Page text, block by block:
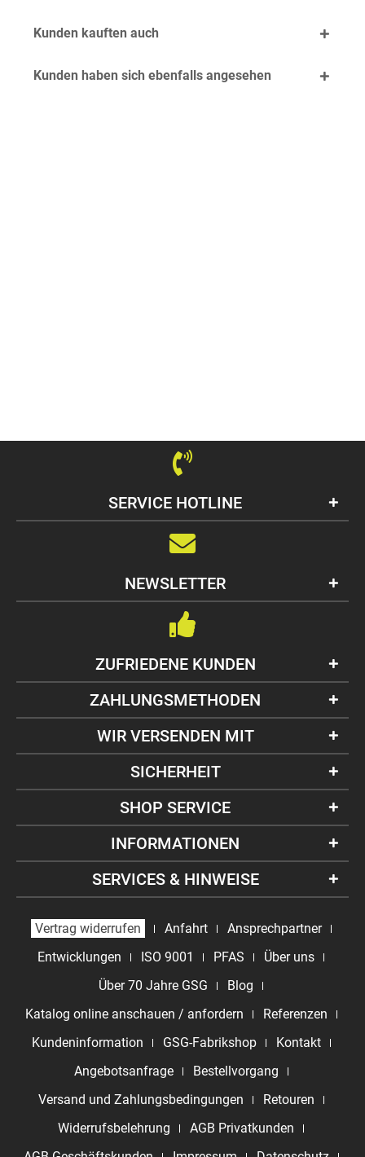
Kunden kauften auch
Kunden haben sich ebenfalls angesehen
SERVICE HOTLINE
SHOP SERVICE
INFORMATIONEN
SERVICES & HINWEISE
NEWSLETTER
ZUFRIEDENE KUNDEN
ZAHLUNGSMETHODEN
WIR VERSENDEN MIT
SICHERHEIT
Vertrag widerrufen Anfahrt
Ansprechpartner
Entwicklungen
ISO 9001 PFAS
Über uns
Über 70 Jahre GSG
Blog
Katalog online anschauen / anfordern
Referenzen
Kundeninformation
GSG-Fabrikshop
Kontakt
Angebotsanfrage
Bestellvorgang
Versand und Zahlungsbedingungen
Retouren
Widerrufsbelehrung
AGB Privatkunden